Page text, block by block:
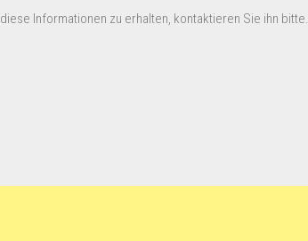
Informationen zu erhalten, kontaktieren Sie ihn bitte.